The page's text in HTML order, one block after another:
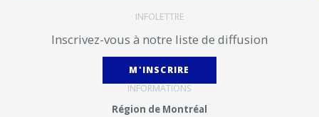
INFOLETTRE
Inscrivez-vous à notre liste de diffusion
M'INSCRIRE
INFORMATIONS
Région de Montréal